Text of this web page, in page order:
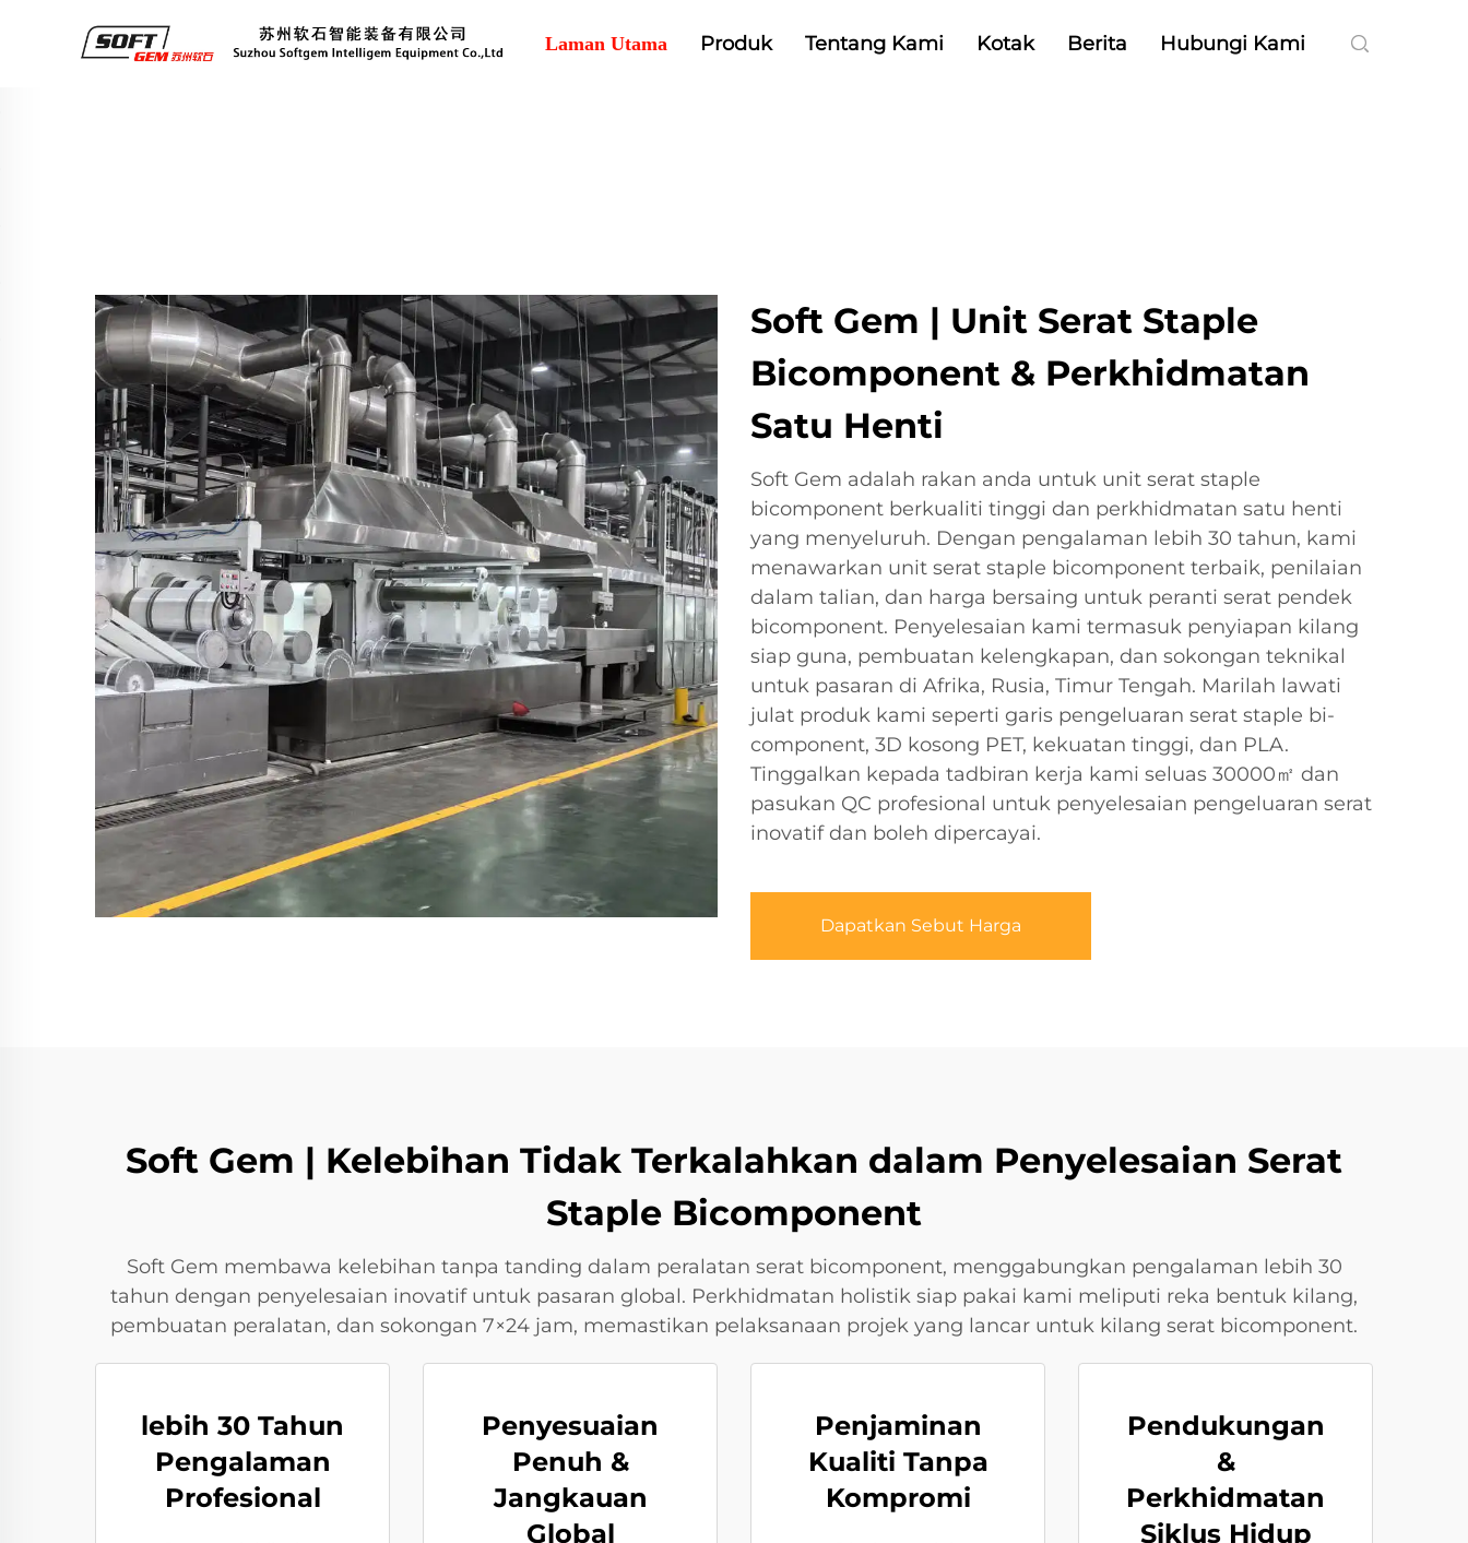
Laman Utama Produk Tentang Kami Kotak Berita Hubungi Kami
Soft Gem | Unit Serat Staple
Bicomponent & Perkhidmatan
Satu Henti
Soft Gem adalah rakan anda untuk unit serat staple
bicomponent berkualiti tinggi dan perkhidmatan satu henti
yang menyeluruh. Dengan pengalaman lebih 30 tahun, kami
menawarkan unit serat staple bicomponent terbaik, penilaian
dalam talian, dan harga bersaing untuk peranti serat pendek
bicomponent. Penyelesaian kami termasuk penyiapan kilang
siap guna, pembuatan kelengkapan, dan sokongan teknikal
untuk pasaran di Afrika, Rusia, Timur Tengah. Marilah lawati
julat produk kami seperti garis pengeluaran serat staple bi-
component, 3D kosong PET, kekuatan tinggi, dan PLA.
Tinggalkan kepada tadbiran kerja kami seluas 30000㎡ dan
pasukan QC profesional untuk penyelesaian pengeluaran serat
inovatif dan boleh dipercayai.
Dapatkan Sebut Harga
Soft Gem | Kelebihan Tidak Terkalahkan dalam Penyelesaian Serat
Staple Bicomponent
Soft Gem membawa kelebihan tanpa tanding dalam peralatan serat bicomponent, menggabungkan pengalaman lebih 30
tahun dengan penyelesaian inovatif untuk pasaran global. Perkhidmatan holistik siap pakai kami meliputi reka bentuk kilang,
pembuatan peralatan, dan sokongan 7×24 jam, memastikan pelaksanaan projek yang lancar untuk kilang serat bicomponent.
lebih 30 Tahun
Pengalaman
Profesional
Penyesuaian
Penuh &
Jangkauan
Global
Penjaminan
Kualiti Tanpa
Kompromi
Pendukungan
&
Perkhidmatan
Siklus Hidup